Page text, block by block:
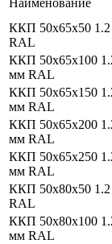
Наименование
ККП 50х65х50
RAL
ККП 50х65х100
мм RAL
ККП 50х65х150
мм RAL
ККП 50х65х200
мм RAL
ККП 50х65х250
мм RAL
ККП 50х80х50
RAL
ККП 50х80х100
мм RAL